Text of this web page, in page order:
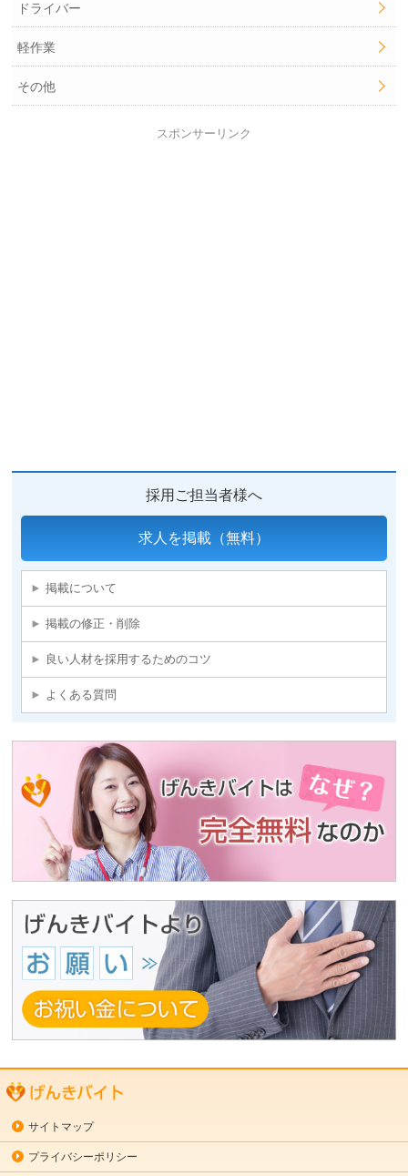
ドライバー
軽作業
その他
スポンサーリンク
採用ご担当者様へ
求人を掲載（無料）
掲載について
掲載の修正・削除
良い人材を採用するためのコツ
よくある質問
サイトマップ
プライバシーポリシー